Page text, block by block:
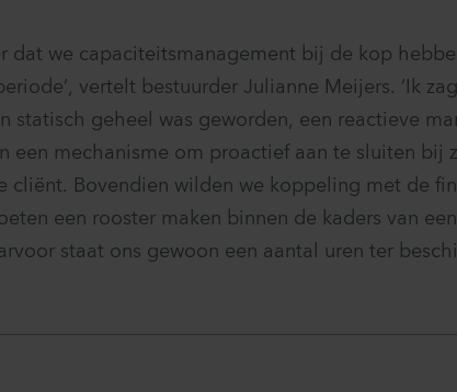
dat we capaciteitsmanagement bij de kop
vertelt bestuurder Julianne Meijers. ‘Ik
statisch geheel was geworden, een reactieve
een mechanisme om proactief aan te sluiten bij
cliënt. Bovendien wilden we koppeling met de
een rooster maken binnen de kaders van een
staat ons gewoon een aantal uren ter